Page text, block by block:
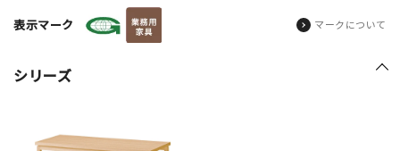
表示マーク マークについて
シリーズ